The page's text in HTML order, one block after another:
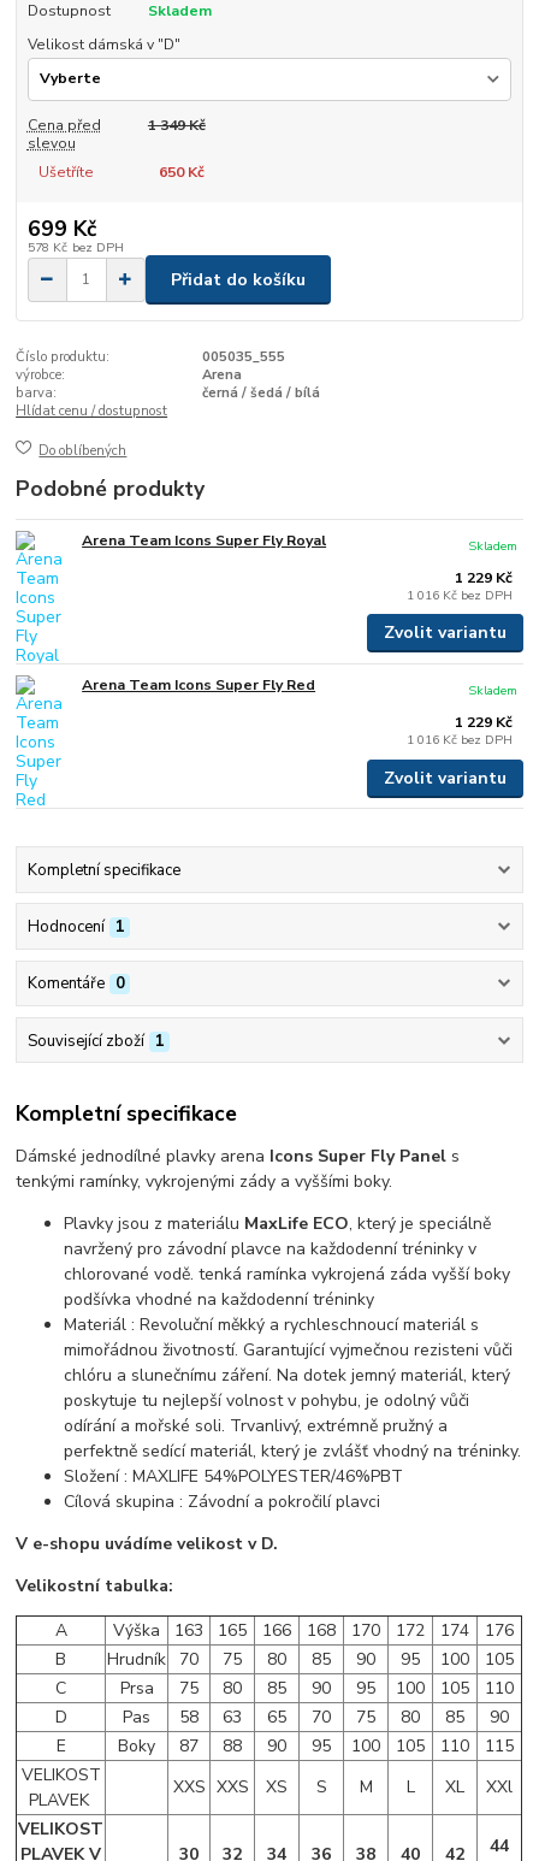
Dostupnost
Skladem
Velikost dámská v "D"
Cena před
slevou
1 349 Kč
Ušetříte 650 Kč
699 Kč
578 Kč bez DPH
Přidat do košíku
Číslo produktu:
005035_555
výrobce:
Arena
barva:
černá / šedá / bílá
Hlídat cenu / dostupnost
Do oblíbených
Podobné produkty
Arena Team Icons Super Fly Royal
1 229 Kč
1 016 Kč bez DPH
Skladem
Zvolit variantu
Arena Team Icons Super Fly Red
1 229 Kč
1 016 Kč bez DPH
Skladem
Zvolit variantu
Kompletní specifikace
Hodnocení 1
Komentáře 0
Související zboží 1
Kompletní specifikace
Dámské jednodílné plavky arena Icons Super Fly Panel s
tenkými ramínky, vykrojenými zády a vyššími boky.
Plavky jsou z materiálu MaxLife ECO, který je speciálně
navržený pro závodní plavce na každodenní tréninky v
chlorované vodě. tenká ramínka vykrojená záda vyšší boky
podšívka vhodné na každodenní tréninky
Materiál : Revoluční měkký a rychleschnoucí materiál s
mimořádnou životností. Garantující vyjmečnou rezisteni vůči
chlóru a slunečnímu záření. Na dotek jemný materiál, který
poskytuje tu nejlepší volnost v pohybu, je odolný vůči
odírání a mořské soli. Trvanlivý, extrémně pružný a
perfektně sedící materiál, který je zvlášť vhodný na tréninky.
Složení : MAXLIFE 54%POLYESTER/46%PBT
Cílová skupina : Závodní a pokročilí plavci
V e-shopu uvádíme velikost v D.
Velikostní tabulka:
A
Výška 163 165 166 168 170 172 174
176
B
Hrudník 70 75 80 85 90 95 100
105
C
Prsa 75 80 85 90 95 100 105
110
D
Pas 58 63 65 70 75 80 85
90
E
Boky 87 88 90 95 100 105 110
115
VELIKOST
PLAVEK
XXS XXS XS S M L XL
XXl
VELIKOST
PLAVEK V
30 32 34 36 38 40 42 44